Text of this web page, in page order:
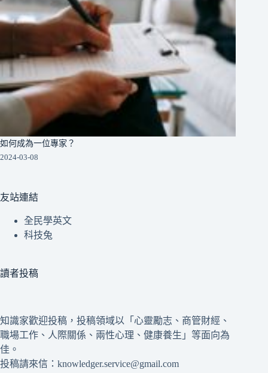
如何成為一位專家？
2024-03-08
友站連結
全民學英文
科技兔
讀者投稿
知識家歡迎投稿，投稿領域以「心靈勵志、商管財經、
職場工作、人際關係、兩性心理、健康養生」等面向為
佳。
投稿請來信：knowledger.service@gmail.com